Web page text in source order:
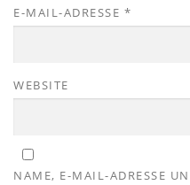
E-MAIL-ADRESSE *
WEBSITE
NAME, E-MAIL-ADRESSE